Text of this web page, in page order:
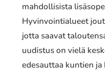
mahdollisista
Hyvinvointialueet
jotta saavat
uudistus on vielä
edesauttaa kuntien